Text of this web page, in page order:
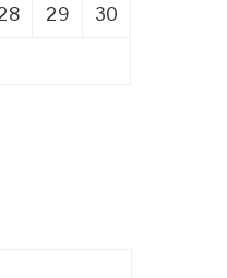
29
30